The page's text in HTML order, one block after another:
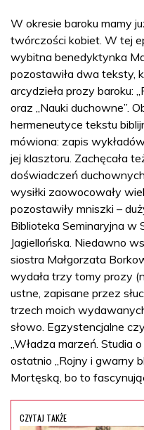
W okresie baroku mamy
twórczości kobiet. W tej
wybitna benedyktynka
pozostawiła dwa teksty,
arcydzieła prozy baroku:
oraz „Nauki duchowne”.
hermeneutyce tekstu
mówiona: zapis
jej klasztoru. Zachęcała
doświadczeń
wysiłki zaowocowały
pozostawiły mniszki –
Biblioteka Seminaryjna w
Jagiellońska. Niedawno
siostra Małgorzata
wydała trzy tomy prozy
ustne, zapisane przez
trzech moich
słowo. Egzystencjalne
„Władza marzeń. Studia
ostatnio „Rojny i gwarny
Mortęską, bo to
CZYTAJ TAKŻE